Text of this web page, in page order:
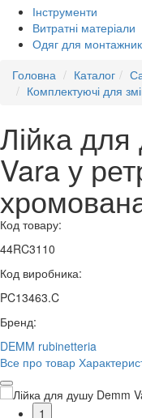
Інструменти
Витратні матеріали
Одяг для
Головна
Каталог
Комплектуючі для
Лійка
Vara у
Код товару:
44RC3110
Код виробника:
PC13463.C
Бренд:
DEMM rubinetteria
Все про товар
1